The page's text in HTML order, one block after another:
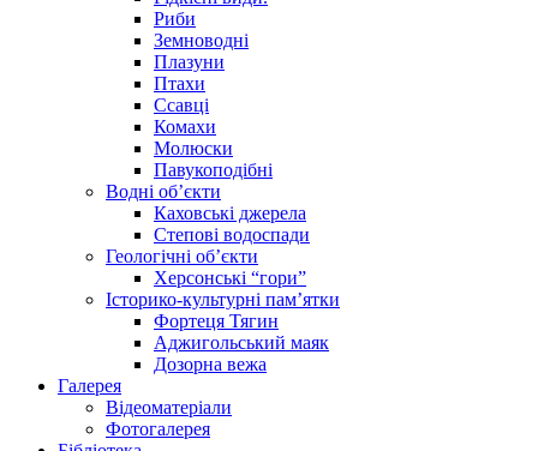
Риби
Земноводні
Плазуни
Птахи
Ссавці
Комахи
Молюски
Павукоподібні
Водні об’єкти
Каховські джерела
Степові водоспади
Геологічні об’єкти
Херсонські “гори”
Історико-культурні пам’ятки
Фортеця Тягин
Аджигольський маяк
Дозорна вежа
Галерея
Відеоматеріали
Фотогалерея